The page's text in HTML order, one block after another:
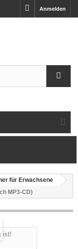
Anmelden
für Erwachsene
MP3-CD)